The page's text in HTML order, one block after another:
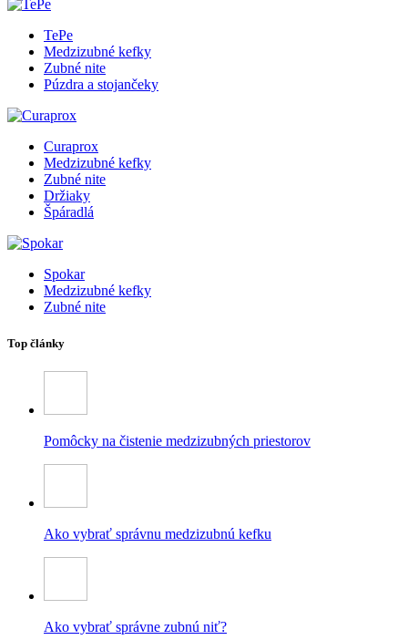
TePe
Medzizubné kefky
Zubné nite
Púzdra a stojančeky
Curaprox
Medzizubné kefky
Zubné nite
Držiaky
Špáradlá
Spokar
Medzizubné kefky
Zubné nite
Top články
Pomôcky na čistenie medzizubných priestorov
Ako vybrať správnu medzizubnú kefku
Ako vybrať správne zubnú niť?